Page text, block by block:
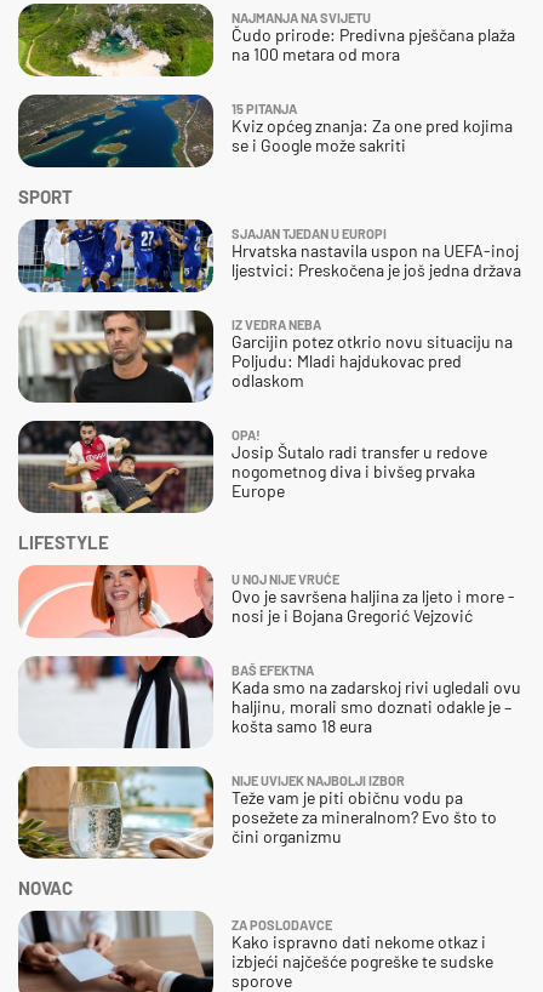
SPORT
SJAJAN TJEDAN U EUROPI
Hrvatska nastavila uspon na UEFA-inoj
ljestvici: Preskočena je još jedna država
IZ VEDRA NEBA
Garcijin potez otkrio novu situaciju na
Poljudu: Mladi hajdukovac pred
odlaskom
OPA!
Josip Šutalo radi transfer u redove
nogometnog diva i bivšeg prvaka
Europe
NAJMANJA NA SVIJETU
Čudo prirode: Predivna pješčana plaža
na 100 metara od mora
15 PITANJA
Kviz općeg znanja: Za one pred kojima
se i Google može sakriti
NOVAC
ZA POSLODAVCE
Kako ispravno dati nekome otkaz i
izbjeći najčešće pogreške te sudske
sporove
LIFESTYLE
U NOJ NIJE VRUĆE
Ovo je savršena haljina za ljeto i more -
nosi je i Bojana Gregorić Vejzović
BAŠ EFEKTNA
Kada smo na zadarskoj rivi ugledali ovu
haljinu, morali smo doznati odakle je –
košta samo 18 eura
NIJE UVIJEK NAJBOLJI IZBOR
Teže vam je piti običnu vodu pa
posežete za mineralnom? Evo što to
čini organizmu